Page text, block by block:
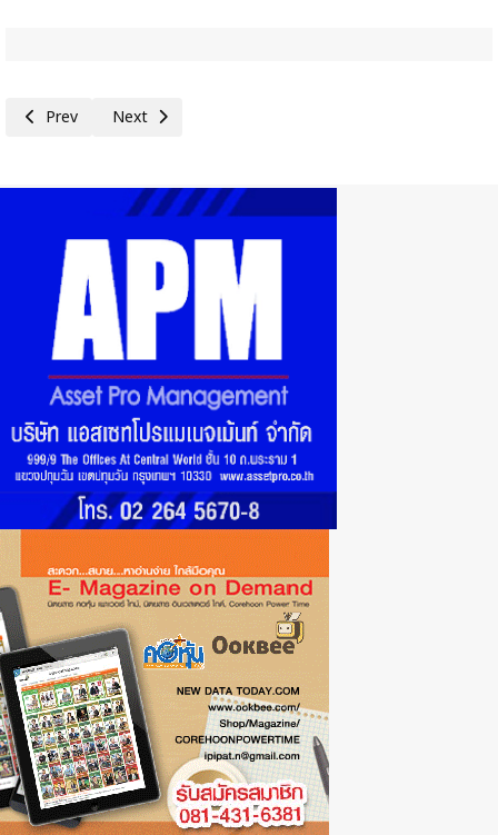
Previous article: กกร.ปรับโครงสร้างและยกระดับศักยภาพเศรษฐกิจไทยผ่าน
Prev Next article: ส.อ.ท. ชี้สัญญาณสันติภาพตะวันออกกลาง หนุนเ
Next